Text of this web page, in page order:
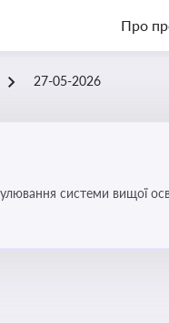
Про
27-05-2026
системи вищої